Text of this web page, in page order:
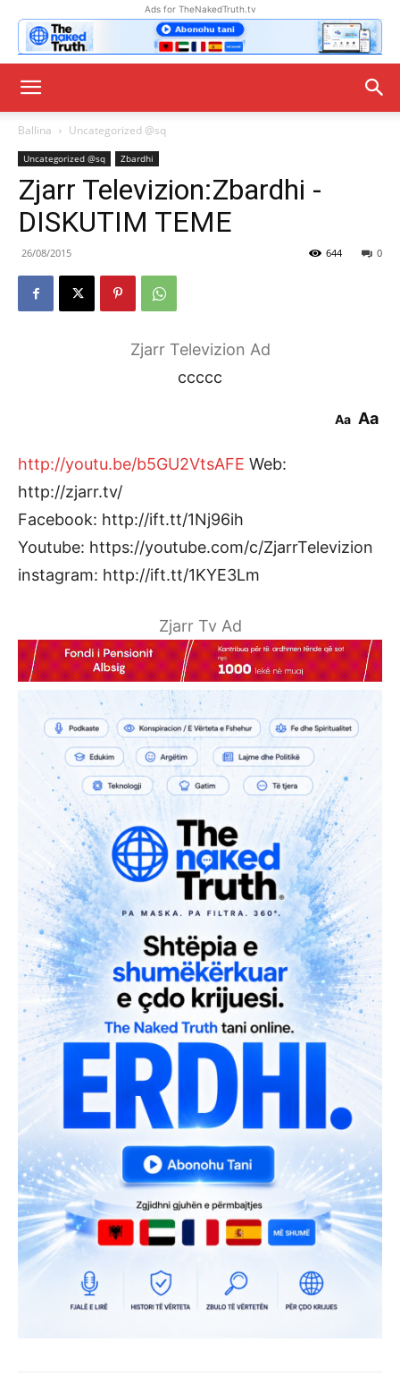
Ads for TheNakedTruth.tv
Ballina Uncategorized @sq
Uncategorized @sq Zbardhi
Zjarr Televizion:Zbardhi -
DISKUTIM TEME
26/08/2015 0
644
Zjarr Televizion Ad
ccccc
Aa Aa
http://youtu.be/b5GU2VtsAFE Web:
http://zjarr.tv/
Facebook: http://ift.tt/1Nj96ih
Youtube: https://youtube.com/c/ZjarrTelevizion
instagram: http://ift.tt/1KYE3Lm
Zjarr Tv Ad